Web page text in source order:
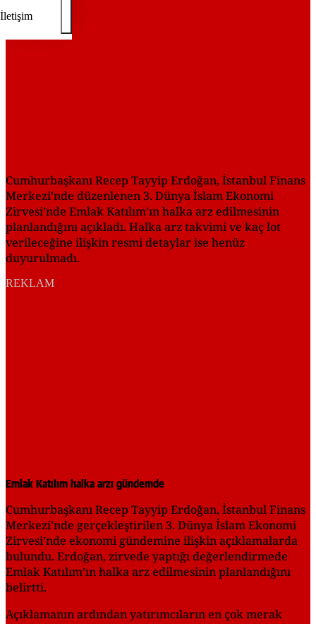
İletişim
Cumhurbaşkanı Recep Tayyip Erdoğan, İstanbul Finans
Merkezi’nde düzenlenen 3. Dünya İslam Ekonomi
Zirvesi’nde Emlak Katılım’ın halka arz edilmesinin
planlandığını açıkladı. Halka arz takvimi ve kaç lot
verileceğine ilişkin resmi detaylar ise henüz
duyurulmadı.
REKLAM
Emlak Katılım halka arzı gündemde
Cumhurbaşkanı Recep Tayyip Erdoğan, İstanbul Finans
Merkezi’nde gerçekleştirilen 3. Dünya İslam Ekonomi
Zirvesi’nde ekonomi gündemine ilişkin açıklamalarda
bulundu. Erdoğan, zirvede yaptığı değerlendirmede
Emlak Katılım’ın halka arz edilmesinin planlandığını
belirtti.
Açıklamanın ardından yatırımcıların en çok merak